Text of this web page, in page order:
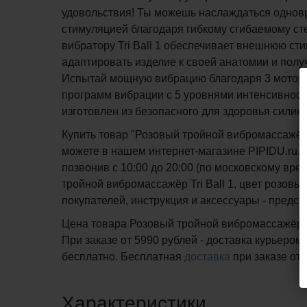
удовольствия! Ты можешь наслаждаться
стимуляцией благодаря гибкому сгибаемому
вибратору Tri Ball 1 обеспечивает внешнюю
адаптировать изделие к своей анатомии и
Испытай мощную вибрацию благодаря 3
программ вибрации с 5 уровнями
изготовлен из безопасного для здоровья
Купить товар "Розовый тройной
можете в нашем интернет-магазине PIPIDU.ru.
позвонив с 10:00 до 20:00 (по московскому
тройной вибромассажёр Tri Ball 1, цвет
покупателей, инструкция и аксессуары -
Цена товара Розовый тройной вибромассажёр
При заказе от 5990 рублей - доставка
бесплатно. Бесплатная доставка при заказе от